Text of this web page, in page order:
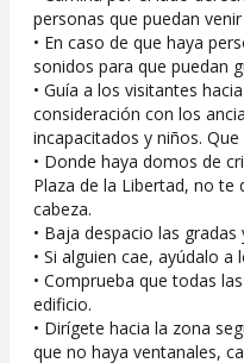
personas que puedan
• En caso de que haya
sonidos para que puedan
• Guía a los visitantes
consideración con los
incapacitados y niños.
• Donde haya domos de
Plaza de la Libertad, no te
cabeza.
• Baja despacio las
• Si alguien cae, ayúdalo a
• Comprueba que todas
edificio.
• Dirígete hacia la zona
que no haya ventanales,